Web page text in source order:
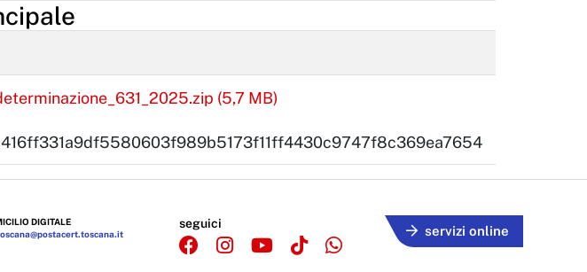
(5,7 MB)
DIGITALE
seguici
servizi online